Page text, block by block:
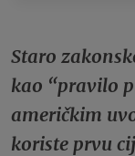
Staro
kao “pravilo
američkim
koriste prvu